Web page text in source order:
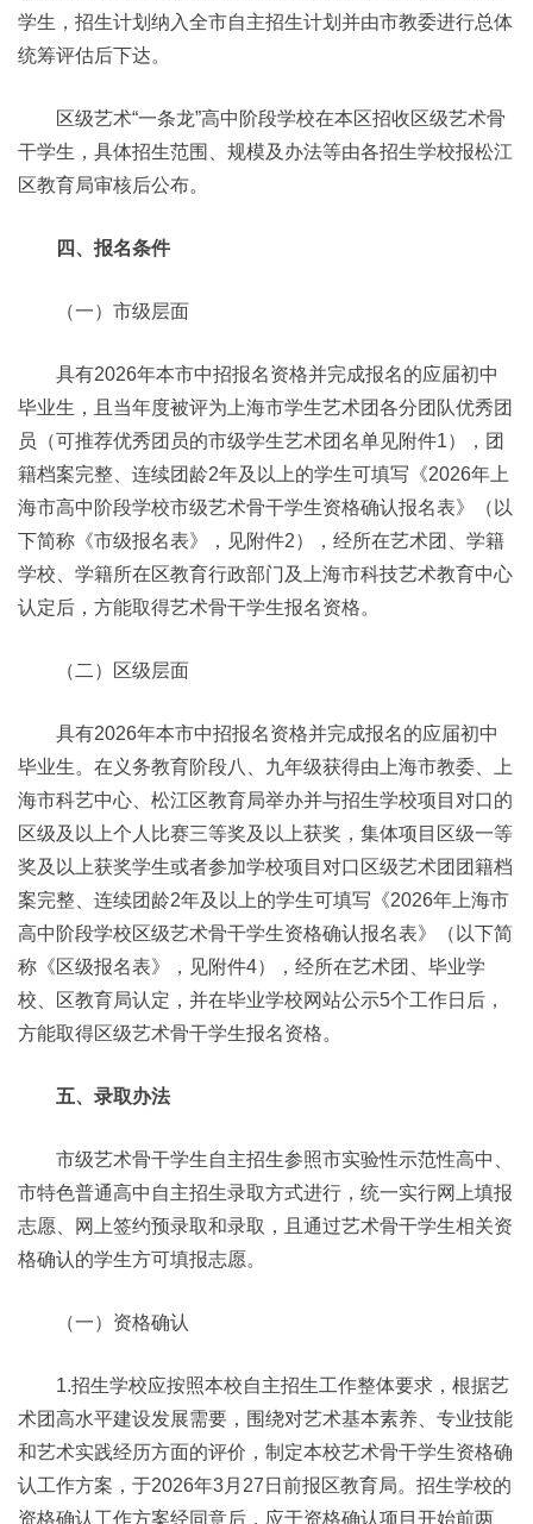
学生，招生计划纳入全市自主招生计划并由市教委进行总体
统筹评估后下达。
区级艺术“一条龙”高中阶段学校在本区招收区级艺术骨
干学生，具体招生范围、规模及办法等由各招生学校报松江
区教育局审核后公布。
四、报名条件
（一）市级层面
具有2026年本市中招报名资格并完成报名的应届初中
毕业生，且当年度被评为上海市学生艺术团各分团队优秀团
员（可推荐优秀团员的市级学生艺术团名单见附件1），团
籍档案完整、连续团龄2年及以上的学生可填写《2026年上
海市高中阶段学校市级艺术骨干学生资格确认报名表》（以
下简称《市级报名表》，见附件2），经所在艺术团、学籍
学校、学籍所在区教育行政部门及上海市科技艺术教育中心
认定后，方能取得艺术骨干学生报名资格。
（二）区级层面
具有2026年本市中招报名资格并完成报名的应届初中
毕业生。在义务教育阶段八、九年级获得由上海市教委、上
海市科艺中心、松江区教育局举办并与招生学校项目对口的
区级及以上个人比赛三等奖及以上获奖，集体项目区级一等
奖及以上获奖学生或者参加学校项目对口区级艺术团团籍档
案完整、连续团龄2年及以上的学生可填写《2026年上海市
高中阶段学校区级艺术骨干学生资格确认报名表》（以下简
称《区级报名表》，见附件4），经所在艺术团、毕业学
校、区教育局认定，并在毕业学校网站公示5个工作日后，
方能取得区级艺术骨干学生报名资格。
五、录取办法
市级艺术骨干学生自主招生参照市实验性示范性高中、
市特色普通高中自主招生录取方式进行，统一实行网上填报
志愿、网上签约预录取和录取，且通过艺术骨干学生相关资
格确认的学生方可填报志愿。
（一）资格确认
1.招生学校应按照本校自主招生工作整体要求，根据艺
术团高水平建设发展需要，围绕对艺术基本素养、专业技能
和艺术实践经历方面的评价，制定本校艺术骨干学生资格确
认工作方案，于2026年3月27日前报区教育局。招生学校的
资格确认工作方案经同意后，应于资格确认项目开始前两